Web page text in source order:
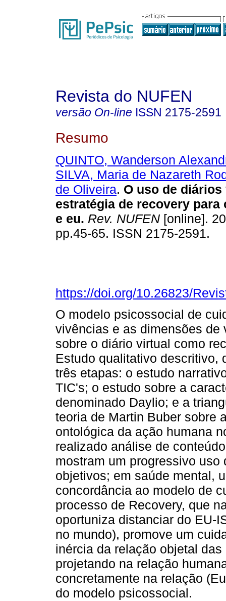
Revista do NUFEN
versão On-line ISSN 2175-2591
Resumo
QUINTO, Wanderson
SILVA, Maria de Nazareth
de Oliveira. O uso de
estratégia de recovery para
e eu. Rev. NUFEN [online].
pp.45-65. ISSN 2175-2591.
https://doi.org/10.26823/
O modelo psicossocial de
vivências e as dimensões de
sobre o diário virtual como
Estudo qualitativo descritivo,
três etapas: o estudo
TIC's; o estudo sobre a
denominado Daylio; e a
teoria de Martin Buber sobre
ontológica da ação humana
realizado análise de
mostram um progressivo
objetivos; em saúde mental,
concordância ao modelo de
processo de Recovery, que
oportuniza distanciar do EU-
no mundo), promove um
inércia da relação objetal
projetando na relação
concretamente na relação
do modelo psicossocial.